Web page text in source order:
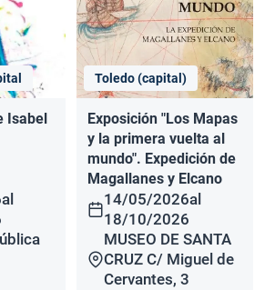
Isabel
al
Toledo (capital)
Exposición "Los Mapas
y la primera vuelta al
mundo". Expedición de
Magallanes y Elcano
14/05/2026al
18/10/2026
MUSEO DE SANTA
CRUZ C/ Miguel de
Cervantes, 3